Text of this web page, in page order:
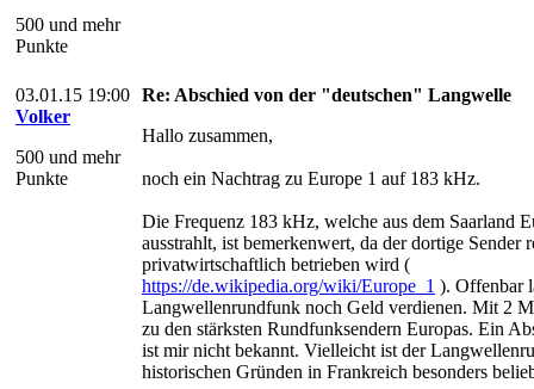
500 und mehr
Punkte
03.01.15 19:00
Volker
500 und mehr
Punkte
Re: Abschied von der "deutschen" Langwelle
Hallo zusammen,
noch ein Nachtrag zu Europe 1 auf 183 kHz.
Die Frequenz 183 kHz, welche aus dem Saarland
ausstrahlt, ist bemerkenwert, da der dortige Sender
privatwirtschaftlich betrieben wird (
https://de.wikipedia.org/wiki/Europe_1 ). Offenbar
Langwellenrundfunk noch Geld verdienen. Mit 2
zu den stärksten Rundfunksendern Europas. Ein
ist mir nicht bekannt. Vielleicht ist der
historischen Gründen in Frankreich besonders